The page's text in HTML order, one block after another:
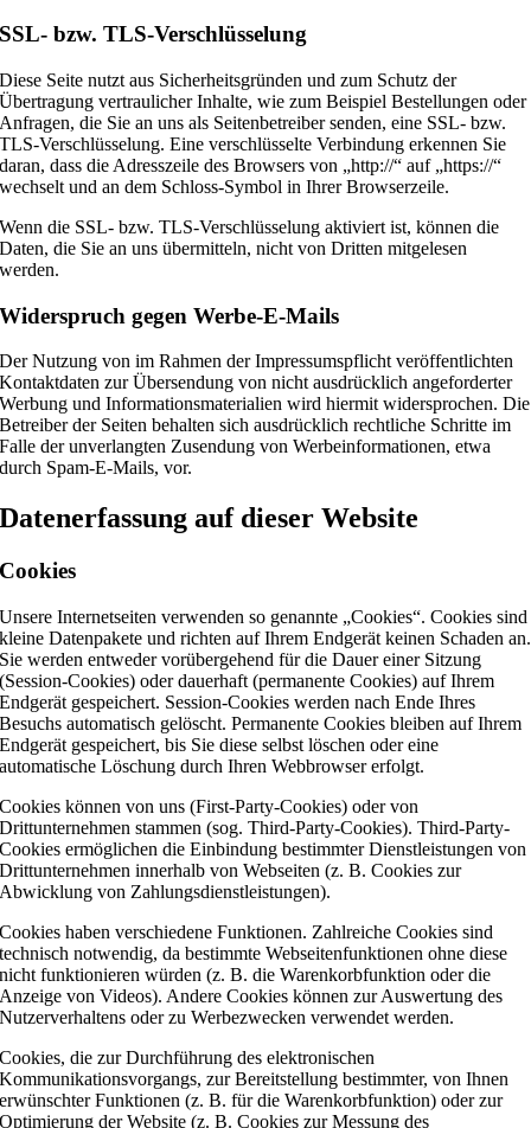
SSL- bzw. TLS-Verschlüsselung
Diese Seite nutzt aus Sicherheitsgründen und zum Schutz der
Übertragung vertraulicher Inhalte, wie zum Beispiel Bestellungen oder
Anfragen, die Sie an uns als Seitenbetreiber senden, eine SSL- bzw.
TLS-Verschlüsselung. Eine verschlüsselte Verbindung erkennen Sie
daran, dass die Adresszeile des Browsers von „http://“ auf „https://“
wechselt und an dem Schloss-Symbol in Ihrer Browserzeile.
Wenn die SSL- bzw. TLS-Verschlüsselung aktiviert ist, können die
Daten, die Sie an uns übermitteln, nicht von Dritten mitgelesen
werden.
Widerspruch gegen Werbe-E-Mails
Der Nutzung von im Rahmen der Impressumspflicht veröffentlichten
Kontaktdaten zur Übersendung von nicht ausdrücklich angeforderter
Werbung und Informationsmaterialien wird hiermit widersprochen. Die
Betreiber der Seiten behalten sich ausdrücklich rechtliche Schritte im
Falle der unverlangten Zusendung von Werbeinformationen, etwa
durch Spam-E-Mails, vor.
Datenerfassung auf dieser Website
Cookies
Unsere Internetseiten verwenden so genannte „Cookies“. Cookies sind
kleine Datenpakete und richten auf Ihrem Endgerät keinen Schaden an.
Sie werden entweder vorübergehend für die Dauer einer Sitzung
(Session-Cookies) oder dauerhaft (permanente Cookies) auf Ihrem
Endgerät gespeichert. Session-Cookies werden nach Ende Ihres
Besuchs automatisch gelöscht. Permanente Cookies bleiben auf Ihrem
Endgerät gespeichert, bis Sie diese selbst löschen oder eine
automatische Löschung durch Ihren Webbrowser erfolgt.
Cookies können von uns (First-Party-Cookies) oder von
Drittunternehmen stammen (sog. Third-Party-Cookies). Third-Party-
Cookies ermöglichen die Einbindung bestimmter Dienstleistungen von
Drittunternehmen innerhalb von Webseiten (z. B. Cookies zur
Abwicklung von Zahlungsdienstleistungen).
Cookies haben verschiedene Funktionen. Zahlreiche Cookies sind
technisch notwendig, da bestimmte Webseitenfunktionen ohne diese
nicht funktionieren würden (z. B. die Warenkorbfunktion oder die
Anzeige von Videos). Andere Cookies können zur Auswertung des
Nutzerverhaltens oder zu Werbezwecken verwendet werden.
Cookies, die zur Durchführung des elektronischen
Kommunikationsvorgangs, zur Bereitstellung bestimmter, von Ihnen
erwünschter Funktionen (z. B. für die Warenkorbfunktion) oder zur
Optimierung der Website (z. B. Cookies zur Messung des